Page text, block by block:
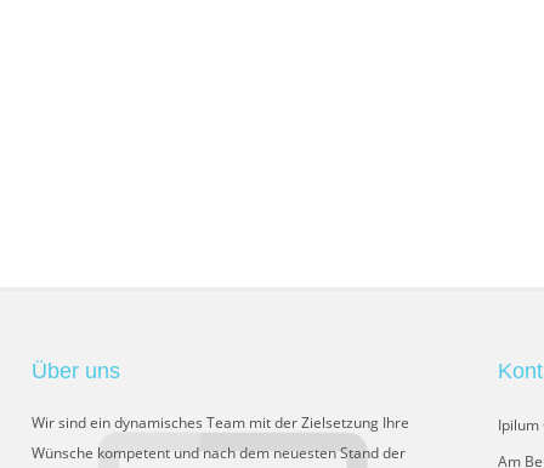
Über uns
Wir sind ein dynamisches Team mit der Zielsetzung Ihre
Wünsche kompetent und nach dem neuesten Stand der
Ipilum
Am